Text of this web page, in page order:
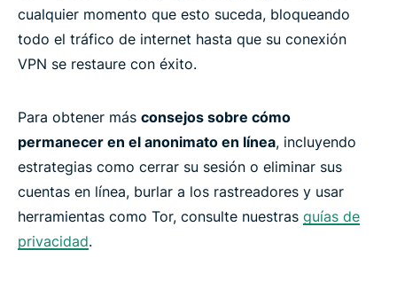
cualquier momento que esto suceda, bloqueando
todo el tráfico de internet hasta que su conexión
VPN se restaure con éxito.
Para obtener más consejos sobre cómo
permanecer en el anonimato en línea, incluyendo
estrategias como cerrar su sesión o eliminar sus
cuentas en línea, burlar a los rastreadores y usar
herramientas como Tor, consulte nuestras guías de
privacidad.